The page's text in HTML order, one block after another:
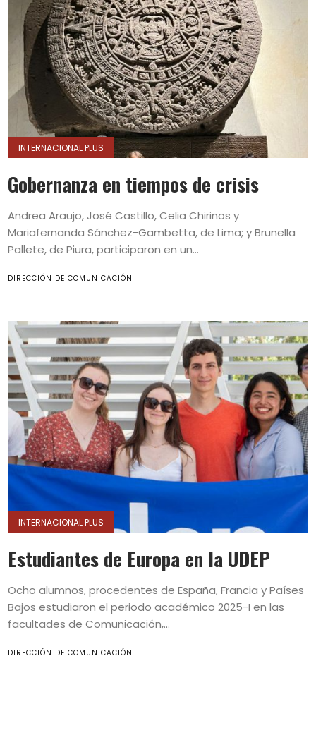
INTERNACIONAL PLUS
Gobernanza en tiempos de crisis
Andrea Araujo, José Castillo, Celia Chirinos y
Mariafernanda Sánchez-Gambetta, de Lima; y Brunella
Pallete, de Piura, participaron en un...
DIRECCIÓN DE COMUNICACIÓN
INTERNACIONAL PLUS
Estudiantes de Europa en la UDEP
Ocho alumnos, procedentes de España, Francia y Países
Bajos estudiaron el periodo académico 2025-I en las
facultades de Comunicación,...
DIRECCIÓN DE COMUNICACIÓN